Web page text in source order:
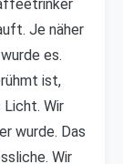
Je näher
es.
ist,
Wir
wurde. Das
Wir